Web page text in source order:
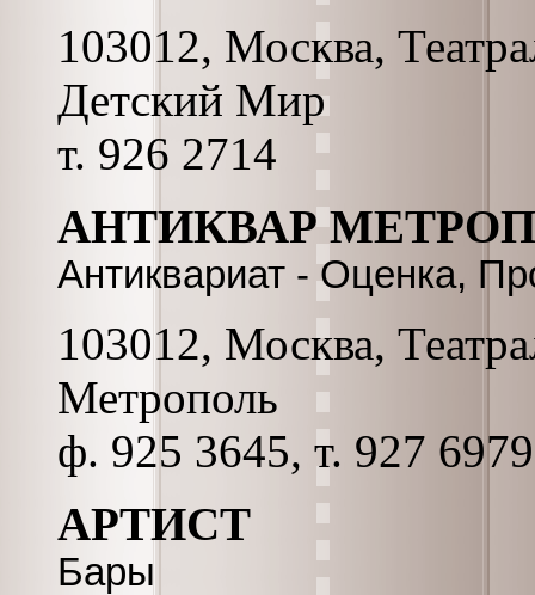
103012, Москва,
Детский Мир
т. 926 2714
АНТИКВАР
Антиквариат - Оценка,
103012, Москва,
Метрополь
ф. 925 3645, т. 927 6979
АРТИСТ
Бары